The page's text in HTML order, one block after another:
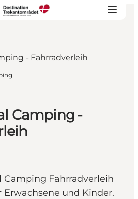
Camping -
Camping Fahrradverleih
Erwachsene und Kinder.